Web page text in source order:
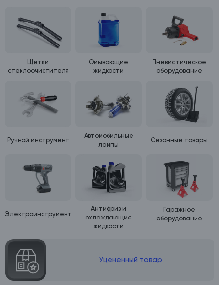
Щетки
стеклоочистителя
Омывающие
жидкости
Пневматическое
оборудование
Ручной инструмент
Автомобильные
лампы
Сезонные товары
Электроинструмент
Антифриз и
охлаждающие
жидкости
Гаражное
оборудование
Уцененный товар